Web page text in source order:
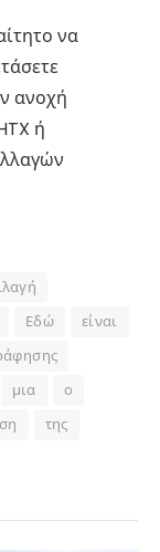
να
ανοχή
ή
Εδώ
είναι
μια
ο
της